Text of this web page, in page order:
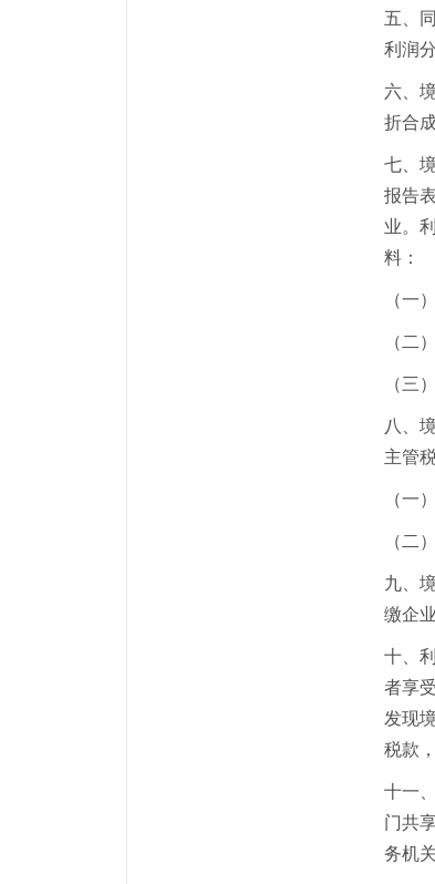
五、
利润
六、
折合
七、
报告
业。
料：
（一
（二
（三
八、
主管
（一
（二
九、
缴企
十、
者享
发现
税款
十一
门共
务机关